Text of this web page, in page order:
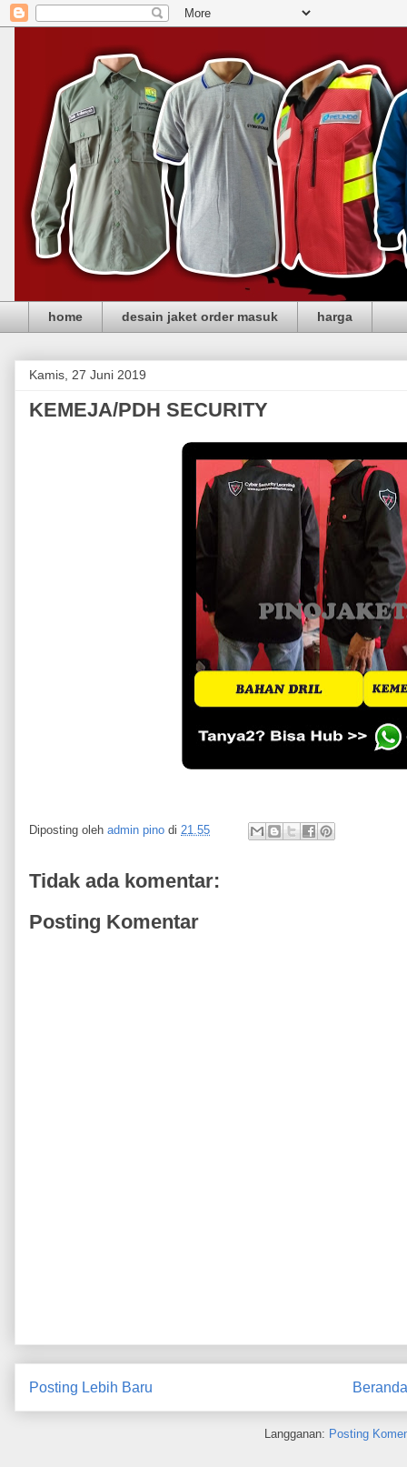
home desain jaket order masuk harga
Kamis, 27 Juni 2019
KEMEJA/PDH SECURITY
Diposting oleh admin pino di 21.55
Tidak ada komentar:
Posting Komentar
Posting Lebih Baru Beranda
Langganan: Posting